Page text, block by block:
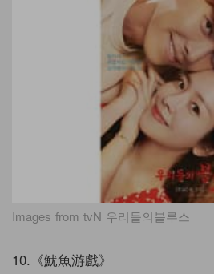
Images from tvN 우리들의블루스
10.《魷魚游戲》